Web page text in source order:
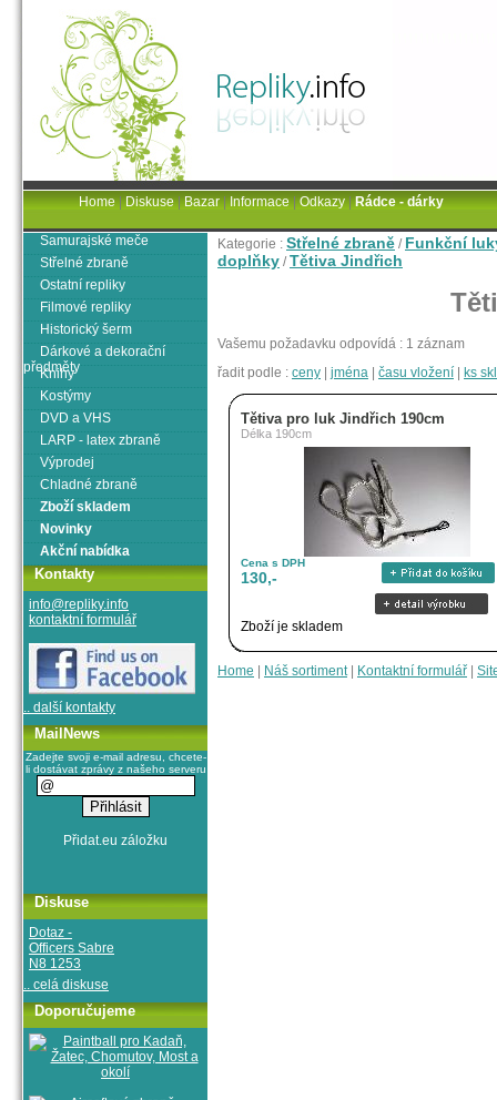
Kategorie : Střelné zbraně / Funkční
doplňky /Tětiva Jindřich
Vašemu požadavku odpovídá : 1 záznam
řadit podle : ceny jména času vložení ks
Tětiva pro luk Jindřich 190cm
Délka 190cm
Cena s DPH
130,-
Zboží je skladem
Home Náš sortiment| Kontaktní formulář
Samurajské meče
Střelné zbraně
Ostatní repliky
Filmové repliky
Historický šerm
Dárkové a dekorační
předměty
Knihy
Kostýmy
DVD a VHS
LARP - latex zbraně
Výprodej
Chladné zbraně
Zboží skladem
Novinky
Akční nabídka
Kontakty
info@repliky.info
kontaktní formulář
.. další kontakty
MailNews
Zadejte svoji e-mail adresu, chcete-
li dostávat zprávy z našeho serveru
Diskuse
Dotaz -
Officers Sabre
N8 1253
.. celá diskuse
Doporučujeme
Home|Diskuse|Bazar|Informace|Odkazy|Rádce - dárky